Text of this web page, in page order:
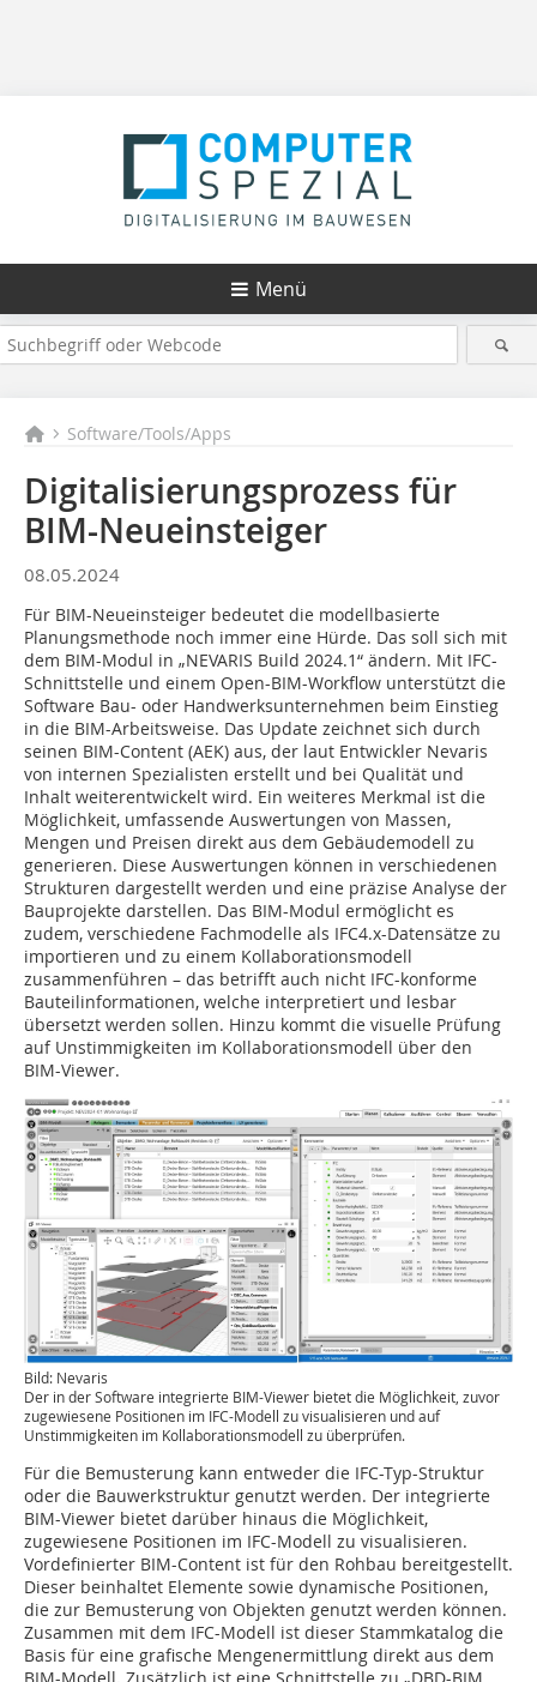
Menü
Software/Tools/Apps
Digitalisierungsprozess für
BIM-Neueinsteiger
08.05.2024
Für BIM-Neueinsteiger bedeutet die modellbasierte
Planungsmethode noch immer eine Hürde. Das soll sich mit
dem BIM-Modul in „NEVARIS Build 2024.1“ ändern. Mit IFC-
Schnittstelle und einem Open-BIM-Workflow unterstützt die
Software Bau- oder Handwerksunternehmen beim Einstieg
in die BIM-Arbeitsweise. Das Update zeichnet sich durch
seinen BIM-Content (AEK) aus, der laut Entwickler Nevaris
von internen Spezialisten erstellt und bei Qualität und
Inhalt weiterentwickelt wird. Ein weiteres Merkmal ist die
Möglichkeit, umfassende Auswertungen von Massen,
Mengen und Preisen direkt aus dem Gebäudemodell zu
generieren. Diese Auswertungen können in verschiedenen
Strukturen dargestellt werden und eine präzise Analyse der
Bauprojekte darstellen. Das BIM-Modul ermöglicht es
zudem, verschiedene Fachmodelle als IFC4.x-Datensätze zu
importieren und zu einem Kollaborationsmodell
zusammenführen – das betrifft auch nicht IFC-konforme
Bauteilinformationen, welche interpretiert und lesbar
übersetzt werden sollen. Hinzu kommt die visuelle Prüfung
auf Unstimmigkeiten im Kollaborationsmodell über den
BIM-Viewer.
Bild: Nevaris
Der in der Software integrierte BIM-Viewer bietet die Möglichkeit, zuvor
zugewiesene Positionen im IFC-Modell zu visualisieren und auf
Unstimmigkeiten im Kollaborationsmodell zu überprüfen.
Für die Bemusterung kann entweder die IFC-Typ-Struktur
oder die Bauwerkstruktur genutzt werden. Der integrierte
BIM-Viewer bietet darüber hinaus die Möglichkeit,
zugewiesene Positionen im IFC-Modell zu visualisieren.
Vordefinierter BIM-Content ist für den Rohbau bereitgestellt.
Dieser beinhaltet Elemente sowie dynamische Positionen,
die zur Bemusterung von Objekten genutzt werden können.
Zusammen mit dem IFC-Modell ist dieser Stammkatalog die
Basis für eine grafische Mengenermittlung direkt aus dem